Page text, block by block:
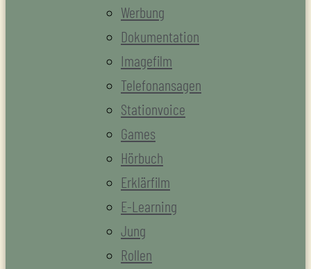
Werbung
Dokumentation
Imagefilm
Telefonansagen
Stationvoice
Games
Hörbuch
Erklärfilm
E-Learning
Jung
Rollen